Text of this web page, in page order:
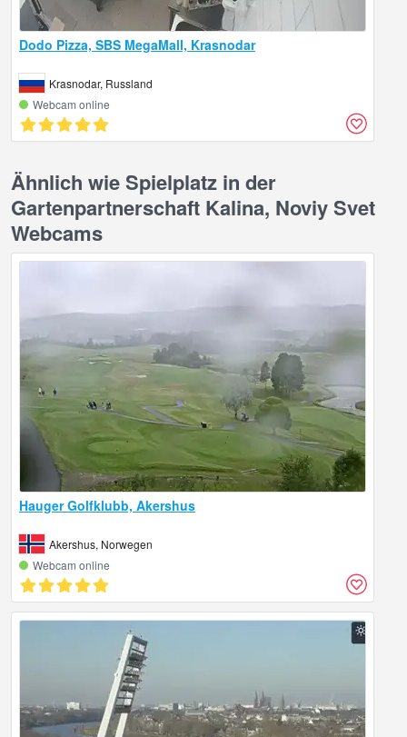
Dodo Pizza, SBS MegaMall, Krasnodar
Krasnodar, Russland
Webcam online
Ähnlich wie Spielplatz in der
Gartenpartnerschaft Kalina, Noviy Svet
Webcams
Hauger Golfklubb, Akershus
Akershus, Norwegen
Webcam online